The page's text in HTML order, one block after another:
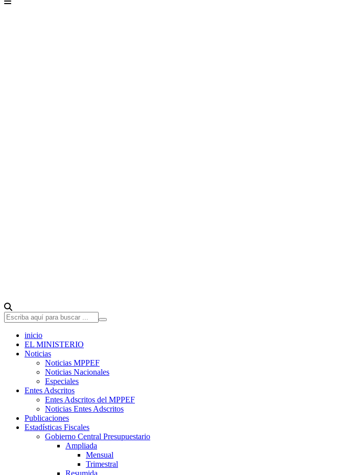
inicio
EL MINISTERIO
Noticias
Noticias MPPEF
Noticias Nacionales
Especiales
Entes Adscritos
Entes Adscritos del MPPEF
Noticias Entes Adscritos
Publicaciones
Estadísticas Fiscales
Gobierno Central Presupuestario
Ampliada
Mensual
Trimestral
Resumida